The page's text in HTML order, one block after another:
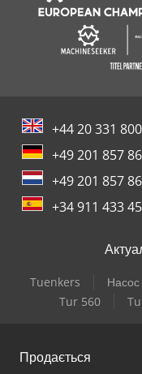
+44 20 331
+49 201 857
+49 201 857
+34 911 433
Tuenkers Насос
Tur 560
Продається